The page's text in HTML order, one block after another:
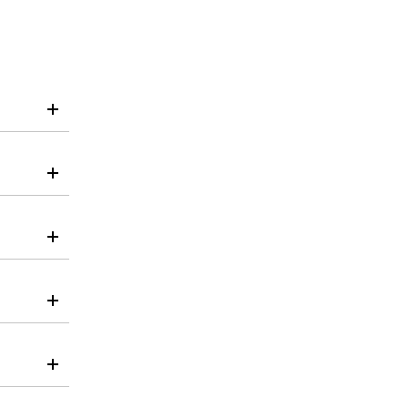
noći.
od 2–4
pomoć